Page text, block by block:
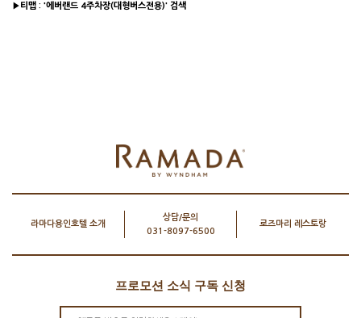
▶티맵 : '에버랜드 4주차장(대형버스전용)' 검색
라마다용인호텔 소개
상담/문의
031-8097-6500
로즈마리 레스토랑
프로모션 소식 구독 신청